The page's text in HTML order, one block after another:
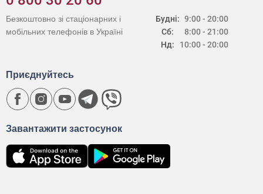
Будні:
Сб:
Нд:
9:00 - 20:00
8:00 - 21:00
10:00 - 20:00
Безкоштовно зі стаціонарних і
мобільних телефонів в Україні
Завантажити застосунок
Приєднуйтесь